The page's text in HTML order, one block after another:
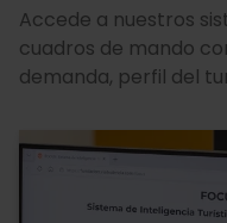
Accede a nuestros
cuadros de mando
demanda, perfil del